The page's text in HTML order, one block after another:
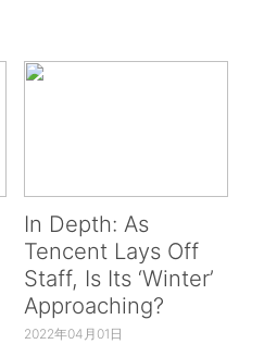
In Depth: As
Tencent Lays Off
Staff, Is Its ‘Winter’
Approaching?
2022年04月01日